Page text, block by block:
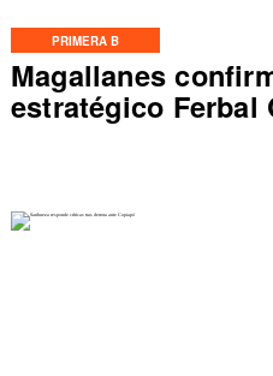
PRIMERA B
Magallanes
estratégico Ferbal